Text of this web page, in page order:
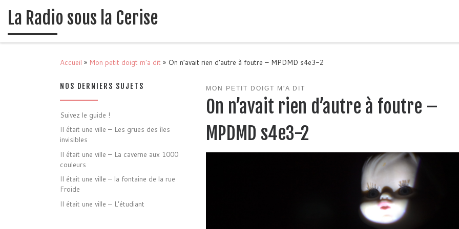
Passer au contenu
La Radio sous la Cerise
Accueil » Mon petit doigt m'a dit » On n’avait rien d’autre à foutre – MPDMD s4e3-2
MON PETIT DOIGT M'A DIT
On n’avait rien d’autre à foutre –
MPDMD s4e3-2
NOS DERNIERS SUJETS
Suivez le guide !
Il était une ville – Les grues des îles
invisibles
Il était une ville – La caverne aux 1000
couleurs
Il était une ville – la fontaine de la rue
Froide
Il était une ville – L’étudiant